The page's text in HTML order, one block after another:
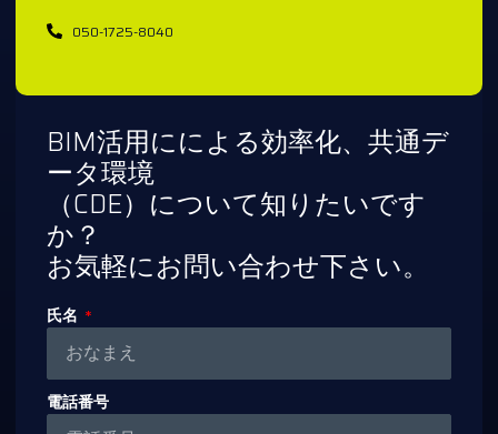
050-1725-8040
BIM活用にによる効率化、共通デ
ータ環境
（CDE）について知りたいです
か？
お気軽にお問い合わせ下さい。
氏名
電話番号